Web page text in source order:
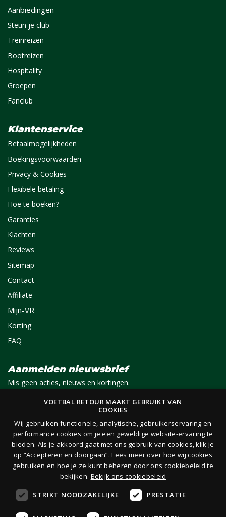
Aanbiedingen
Steun je club
Treinreizen
Bootreizen
Hospitality
Groepen
Fanclub
Klantenservice
Betaalmogelijkheden
Boekingsvoorwaarden
Privacy & Cookies
Flexibele betaling
Hoe te boeken?
Garanties
Klachten
Reviews
Sitemap
Contact
Affiliate
Mijn-VR
Korting
FAQ
Aanmelden nieuwsbrief
Mis geen acties, nieuws en kortingen.
Je ontvangt 1x per maand per e-mail van ons een nieuwsbrief op het door jou opgegeven
e-mailadres. Lees hier onze privacy- en cookieverklaring.
VOETBAL RETOUR MAAKT GEBRUIKT VAN
COOKIES
Wij gebruiken functionele, analytische, gebruikerservaring en
performance cookies om je een geweldige website-ervaring te
bieden. Als je akkoord gaat met ons gebruik van cookies, klik je
op “Accepteren en doorgaan”. Lees meer over hoe wij cookies
gebruiken en hoe je ze kunt beheren door ons cookiebeleid te
bekijken. Bekijk ons cookiebeleid
STRIKT NOODZAKELIJKE PRESTATIE